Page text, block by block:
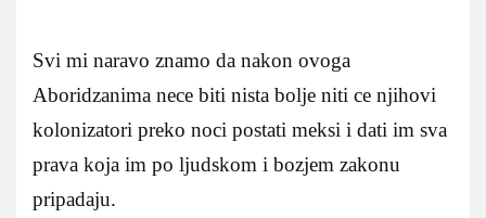
Svi mi naravo znamo da nakon ovoga
Aboridzanima nece biti nista bolje niti ce njihovi
kolonizatori preko noci postati meksi i dati im sva
prava koja im po ljudskom i bozjem zakonu
pripadaju.